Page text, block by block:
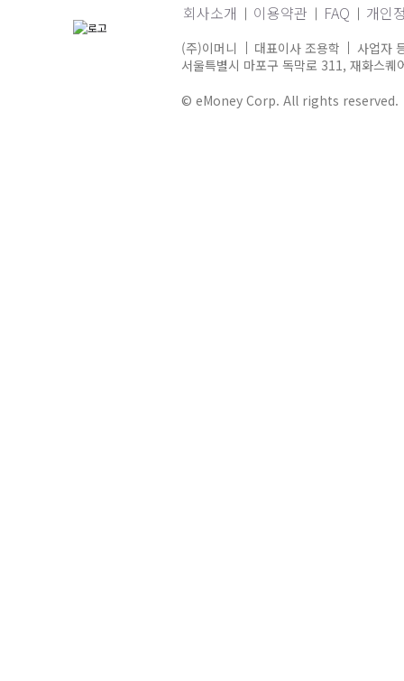
회사소개 이용약관 FAQ 개인
(주)이머니 대표이사 조용학
사업자
서울특별시 마포구 독막로 311, 재화스
© eMoney Corp. All rights reserved.